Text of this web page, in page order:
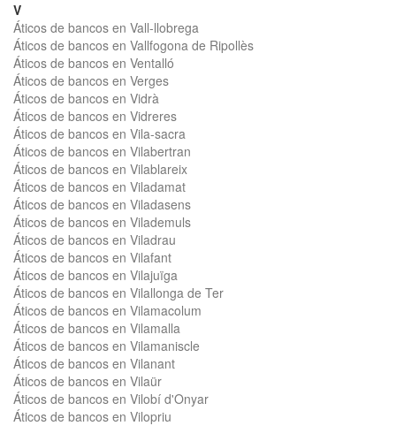
V
Áticos de bancos en Vall-llobrega
Áticos de bancos en Vallfogona de Ripollès
Áticos de bancos en Ventalló
Áticos de bancos en Verges
Áticos de bancos en Vidrà
Áticos de bancos en Vidreres
Áticos de bancos en Vila-sacra
Áticos de bancos en Vilabertran
Áticos de bancos en Vilablareix
Áticos de bancos en Viladamat
Áticos de bancos en Viladasens
Áticos de bancos en Vilademuls
Áticos de bancos en Viladrau
Áticos de bancos en Vilafant
Áticos de bancos en Vilajuïga
Áticos de bancos en Vilallonga de Ter
Áticos de bancos en Vilamacolum
Áticos de bancos en Vilamalla
Áticos de bancos en Vilamaniscle
Áticos de bancos en Vilanant
Áticos de bancos en Vilaür
Áticos de bancos en Vilobí d'Onyar
Áticos de bancos en Vilopriu